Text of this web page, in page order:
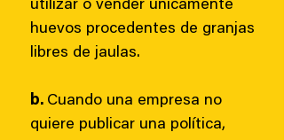
utilizar o vender únicamente
huevos procedentes de granjas
libres de jaulas.
b. Cuando una empresa no
quiere publicar una política,